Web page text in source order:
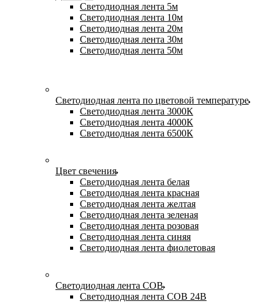
Светодиодная лента 5м
Светодиодная лента 10м
Светодиодная лента 20м
Светодиодная лента 30м
Светодиодная лента 50м
Светодиодная лента по цветовой температуре
Светодиодная лента 3000К
Светодиодная лента 4000К
Светодиодная лента 6500К
Цвет свечения
Светодиодная лента белая
Светодиодная лента красная
Светодиодная лента желтая
Светодиодная лента зеленая
Светодиодная лента розовая
Светодиодная лента синяя
Светодиодная лента фиолетовая
Светодиодная лента COB
Светодиодная лента COB 24В